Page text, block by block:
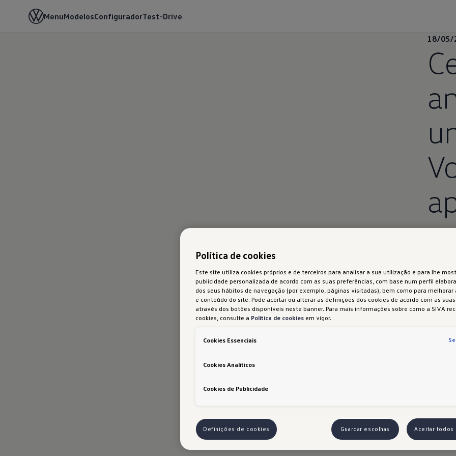
MenuModelosConfiguradorTest-Drive
18/05/
Para
Política de cookies
Este site utiliza cookies próprios e de terceiros para analisar a sua utilização e para lhe
publicidade personalizada de acordo com as suas preferências, com base num perfil
dos seus hábitos de navegação (por exemplo, páginas visitadas), bem como para melhorar
e conteúdo do site. Pode aceitar ou alterar as definições dos cookies de acordo com as
através dos botões disponíveis neste banner. Para mais informações sobre como a SIVA
cookies, consulte a Política de cookies em vigor.
Cookies Essenciais
Cookies Analíticos
Cookies de Publicidade
Definições de cookies Guardar escolhas Aceitar todos